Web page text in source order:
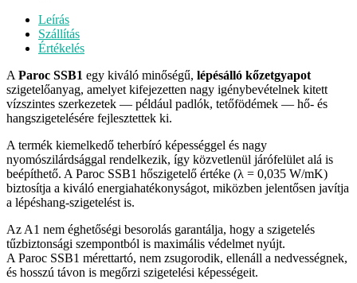
Leírás
Szállítás
Értékelés
A Paroc SSB1 egy kiváló minőségű, lépésálló kőzetgyapot
szigetelőanyag, amelyet kifejezetten nagy igénybevételnek kitett
vízszintes szerkezetek — például padlók, tetőfödémek — hő- és
hangszigetelésére fejlesztettek ki.
A termék kiemelkedő teherbíró képességgel és nagy
nyomószilárdsággal rendelkezik, így közvetlenül járófelület alá is
beépíthető. A Paroc SSB1 hőszigetelő értéke (λ = 0,035 W/mK)
biztosítja a kiváló energiahatékonyságot, miközben jelentősen javítja
a lépéshang-szigetelést is.
Az A1 nem éghetőségi besorolás garantálja, hogy a szigetelés
tűzbiztonsági szempontból is maximális védelmet nyújt.
A Paroc SSB1 mérettartó, nem zsugorodik, ellenáll a nedvességnek,
és hosszú távon is megőrzi szigetelési képességeit.